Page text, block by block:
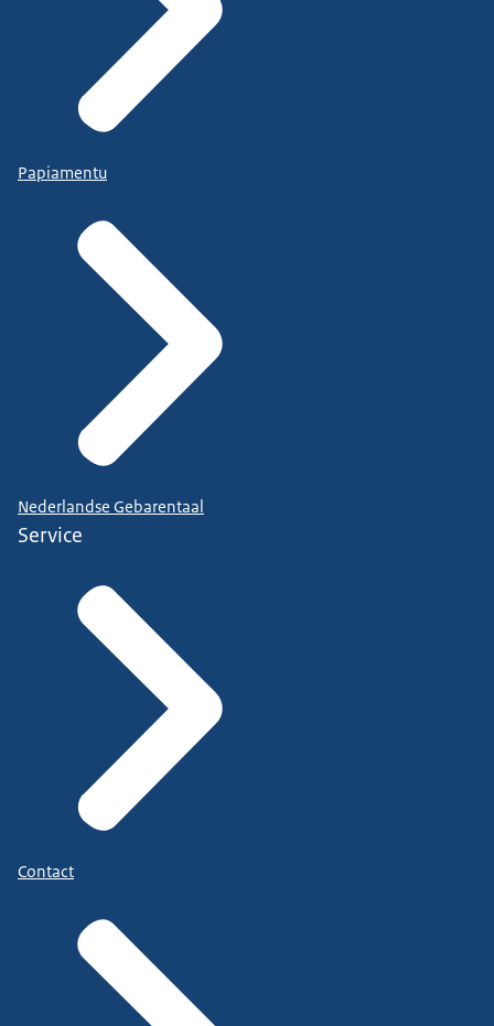
Papiamentu
Nederlandse Gebarentaal
Service
Contact